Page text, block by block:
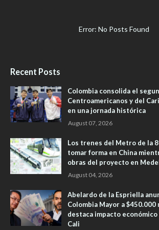
Error: No Posts Found
Recent Posts
Colombia consolida el
Centroamericanos y del
en una jornada histórica
August 07, 2026
Los trenes del Metro de la
tomar forma en China
obras del proyecto en
August 04, 2026
Abelardo de la Espriella
Colombia Mayor a $450.000
destaca impacto
Cali